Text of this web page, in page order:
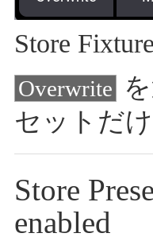
Store
Overwrite
セットだ
Store
enabled